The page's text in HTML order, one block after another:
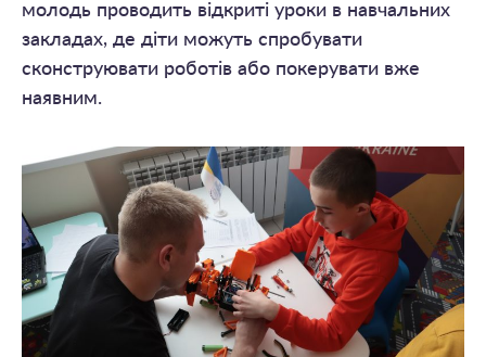
молодь проводить відкриті уроки в навчальних
закладах, де діти можуть спробувати
сконструювати роботів або покерувати вже
наявним.